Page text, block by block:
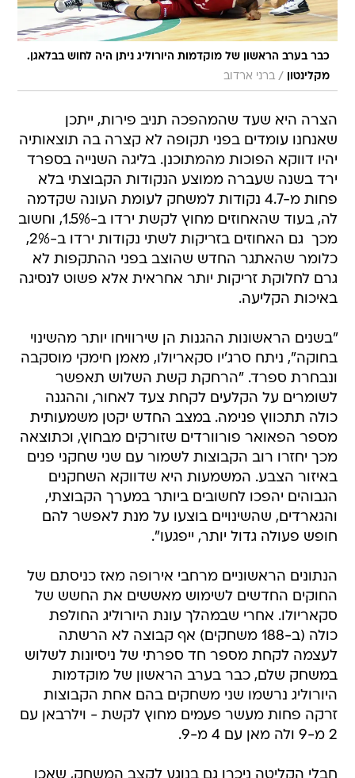
כבר בערב הראשון של מוקדמות היורוליג ניתן היה לחוש בבלאגן.
מקלינטון
/ ברני ארדוב
הצרה היא שעד שהמהפכה תניב פירות, ייתכן
שאנחנו עומדים בפני תקופה לא קצרה בה תוצאותיה
יהיו דווקא הפוכות מהמתוכנן. בליגה השנייה בספרד
ירד בשנה שעברה ממוצע הנקודות הקבוצתי בלא
פחות מ-4.7 נקודות למשחק לעומת העונה שקדמה
לה, בעוד שהאחוזים מחוץ לקשת ירדו ב-1.5%, וחשוב
מכך  גם האחוזים בזריקות לשתי נקודות ירדו ב-2%,
כלומר שהאתגר החדש שהוצב בפני ההתקפות לא
גרם לחלוקת זריקות יותר אחראית אלא פשוט לנסיגה
באיכות הקליעה.
"בשנים הראשונות ההגנות הן שירוויחו יותר מהשינוי
בחוקה", ניתח סרג'יו סקאריולו, מאמן חימקי מוסקבה
ונבחרת ספרד. "הרחקת קשת השלוש תאפשר
לשומרים על הקלעים לקחת צעד לאחור, וההגנה
כולה תתכווץ פנימה. במצב החדש יקטן משמעותית
מספר הפאואר פורוורדים שזורקים מבחוץ, וכתוצאה
מכך יחזרו רוב הקבוצות לשמור עם שני שחקני פנים
באיזור הצבע. המשמעות היא שדווקא השחקנים
הגבוהים יהפכו לחשובים ביותר במערך הקבוצתי,
והגארדים, שהשינויים בוצעו על מנת לאפשר להם
חופש פעולה גדול יותר, ייפגעו".
הנתונים הראשוניים מרחבי אירופה מאז כניסתם של
החוקים החדשים לשימוש מאששים את החשש של
סקאריולו. אחרי שבמהלך עונת היורוליג החולפת
כולה (ב-188 משחקים) אף קבוצה לא הרשתה
לעצמה לקחת מספר חד ספרתי של ניסיונות לשלוש
במשחק שלם, כבר בערב הראשון של מוקדמות
היורוליג נרשמו שני משחקים בהם אחת הקבוצות
זרקה פחות מעשר פעמים מחוץ לקשת - וילרבאן עם
2 מ-9 ולה מאן עם 4 מ-9.
חבלי הקליטה ניכרו גם בנוגע לקצב המשחק, שאכן